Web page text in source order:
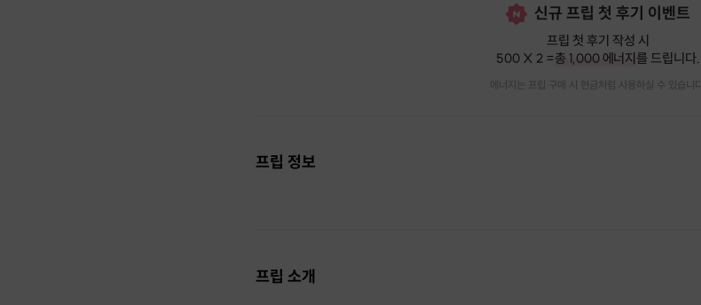
신규 프립 첫 후기 이벤트
프립 첫 후기 작성 시
500 X 2 =총 1,000 에너지를 드립니다.
에너지는 프립 구매 시 현금처럼 사용하실 수 있습니다.
프립 정보
프립 소개